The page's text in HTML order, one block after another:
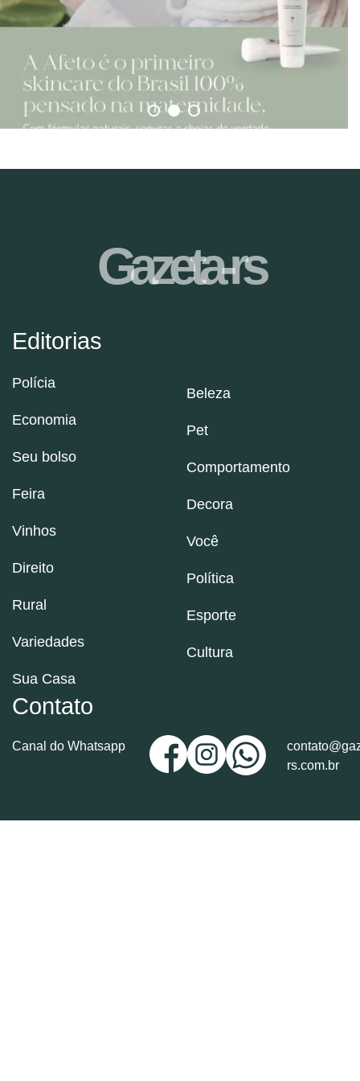
Editorias
Polícia
Economia
Seu bolso
Feira
Vinhos
Direito
Rural
Variedades
Sua Casa
Beleza
Pet
Comportamento
Decora
Você
Política
Esporte
Cultura
Contato
Canal do Whatsapp
rs.com.br
Gazeta-rs